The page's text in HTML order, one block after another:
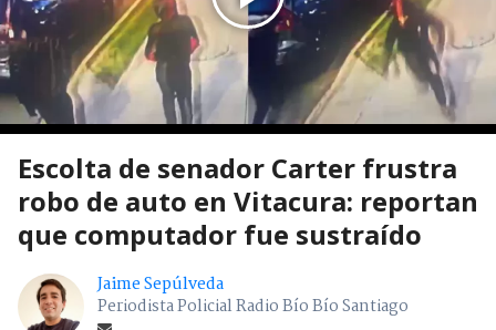
Escolta de senador Carter frustra
robo de auto en Vitacura: reportan
que computador fue sustraído
Jaime Sepúlveda
Periodista Policial Radio Bío Bío Santiago